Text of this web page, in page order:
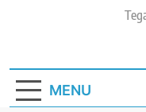
MENU